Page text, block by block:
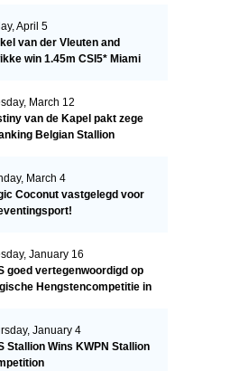
April 5
van der Vleuten and
win 1.45m CSI5* Miami
March 12
van de Kapel pakt zege
Belgian Stallion
March 4
Coconut vastgelegd voor
January 16
goed vertegenwoordigd op
Hengstencompetitie in
January 4
Stallion Wins KWPN Stallion